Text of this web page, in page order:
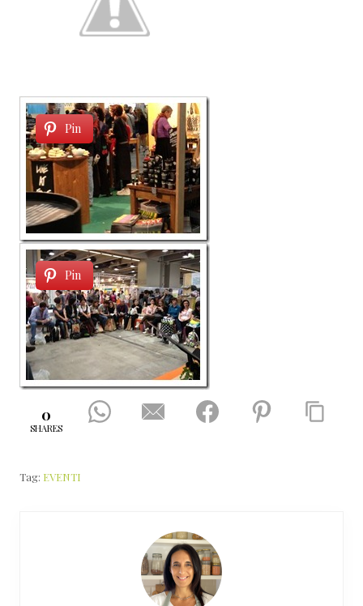
Pin
Pin
0
SHARES
Tag: EVENTI